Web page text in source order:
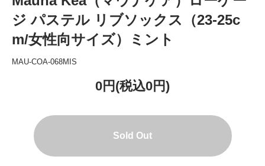
ジ パステル リブソックス（23-25c
m/女性向サイズ）ミント
MAU-COA-068MIS
0円(税込0円)
Sold Out